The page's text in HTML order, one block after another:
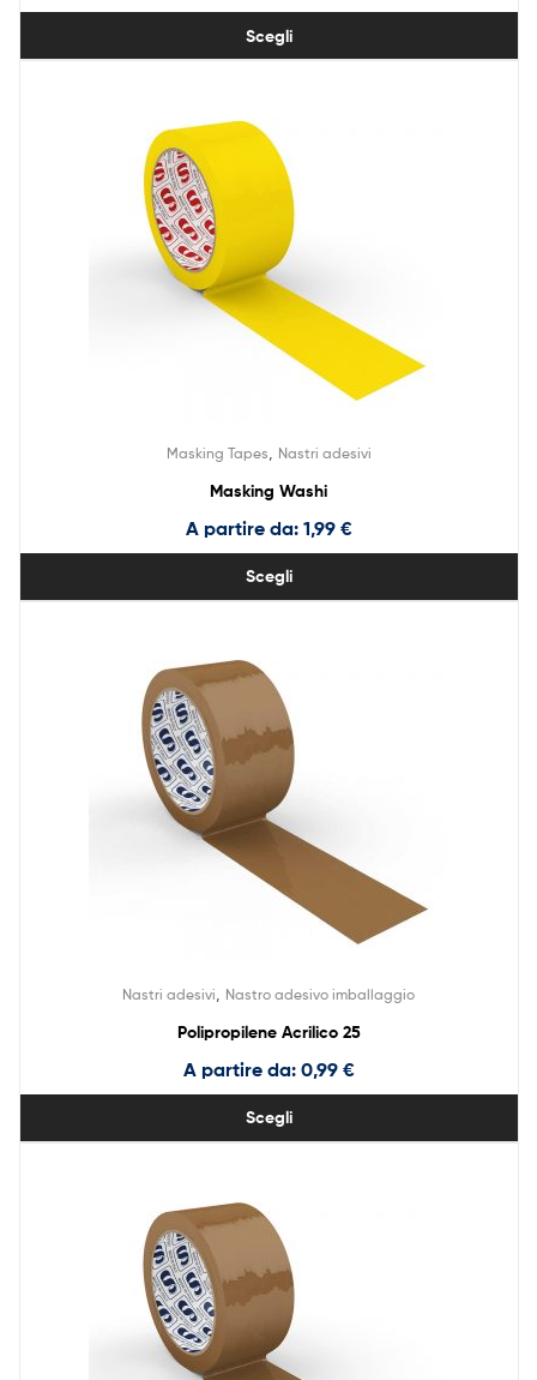
Scegli
Masking Tapes Nastri adesivi
Masking Washi
A partire da: 1,99 €
Scegli
Nastri adesivi Nastro adesivo imballaggio
Polipropilene Acrilico 25
A partire da: 0,99 €
Scegli